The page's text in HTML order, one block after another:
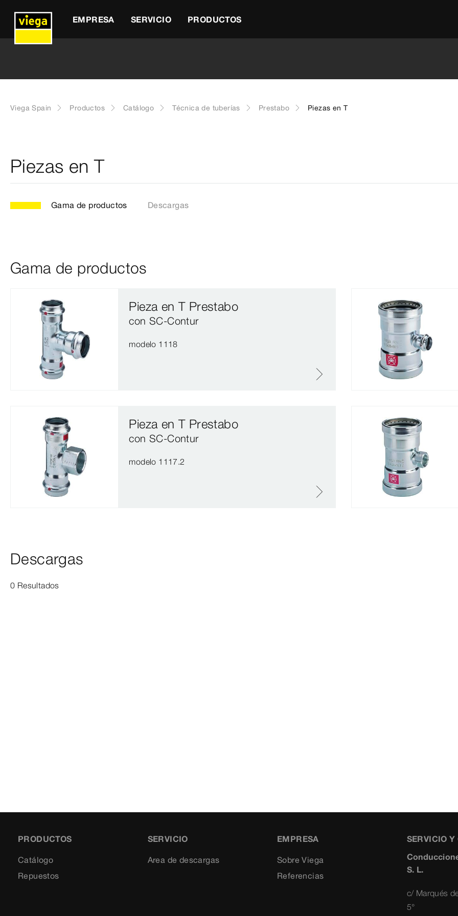
EMPRESA SERVICIO PRODUCTOS
Viega Spain Productos Catálogo Técnica de tuberías Prestabo Piezas en T
Piezas en T
Gama de productos Descargas
Gama de productos
Pieza en T Prestabo
con SC‑Contur
modelo 1118
Pieza en T Prestabo
con SC‑Contur
modelo 1117.2
Descargas
0 Resultados
PRODUCTOS
Catálogo
Repuestos
SERVICIO
Area de descargas
EMPRESA
Sobre Viega
Referencias
SERVICIO Y
S. L.
c/ Marqués
5°